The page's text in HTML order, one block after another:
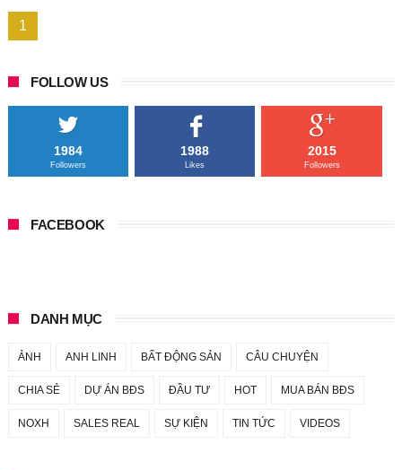
1
FOLLOW US
1984
Followers
1988
Likes
2015
Followers
FACEBOOK
DANH MỤC
ẢNH ANH LINH BẤT ĐỘNG SẢN CÂU CHUYỆN
CHIA SẺ DỰ ÁN BĐS ĐẦU TƯ HOT MUA BÁN BĐS
NOXH SALES REAL SỰ KIỆN TIN TỨC VIDEOS